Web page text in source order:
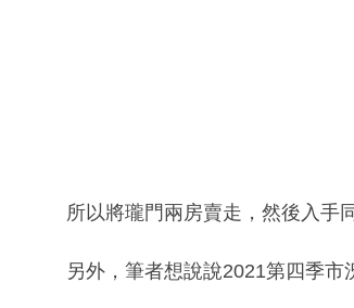
所以將瓏門兩房賣走，然後入手
另外，筆者想說說2021第四季市